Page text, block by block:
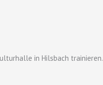
in Hilsbach trainieren.